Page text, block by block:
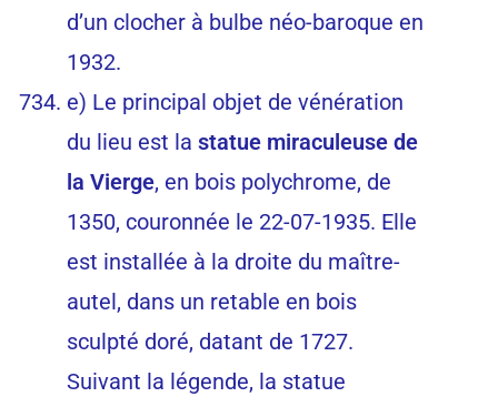
d’un clocher à bulbe néo-baroque en
1932.
e) Le principal objet de vénération
du lieu est la statue miraculeuse de
la Vierge, en bois polychrome, de
1350, couronnée le 22-07-1935. Elle
est installée à la droite du maître-
autel, dans un retable en bois
sculpté doré, datant de 1727.
Suivant la légende, la statue